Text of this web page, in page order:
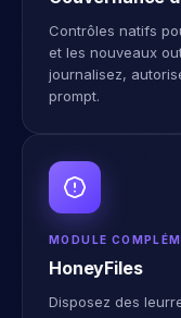
Contrôles natifs
et les nouveaux
journalisez,
prompt.
MODULE
HoneyFiles